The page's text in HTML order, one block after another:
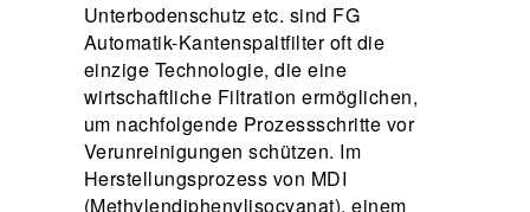
Unterbodenschutz etc. sind FG
Automatik-Kantenspaltfilter oft die
einzige Technologie, die eine
wirtschaftliche Filtration ermöglichen,
um nachfolgende Prozessschritte vor
Verunreinigungen schützen. Im
Herstellungsprozess von MDI
(Methylendiphenylisocyanat), einem